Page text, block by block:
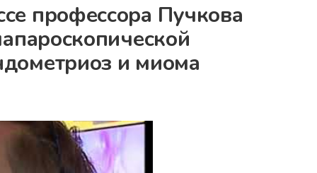
профессора Пучкова
и миома